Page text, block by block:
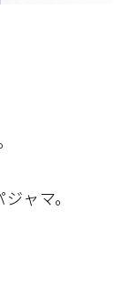
ャマ。